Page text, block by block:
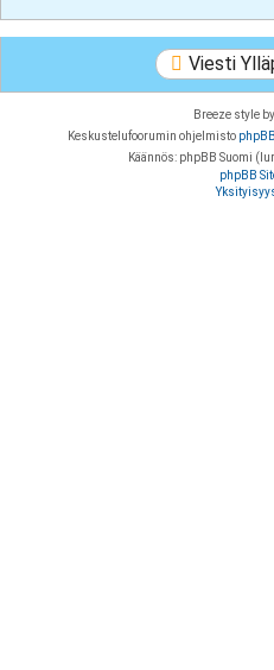
Viesti
Breeze style by
Keskustelufoorumin ohjelmisto phpBB
Käännös: phpBB Suomi
phpBB